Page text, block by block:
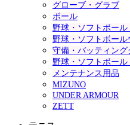
グローブ・グラブ
ボール
野球・ソフトボー
野球・ソフトボール
守備・バッティング
野球・ソフトボール
メンテナンス用品
MIZUNO
UNDER ARMOUR
ZETT